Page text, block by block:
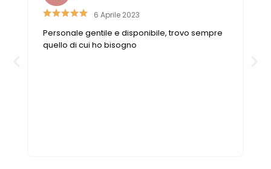
6 Aprile 2023
Personale gentile e disponibile, trovo sempre
quello di cui ho bisogno